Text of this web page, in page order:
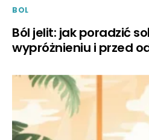
BOL
Ból jelit: jak poradzić
wypróżnieniu i przed